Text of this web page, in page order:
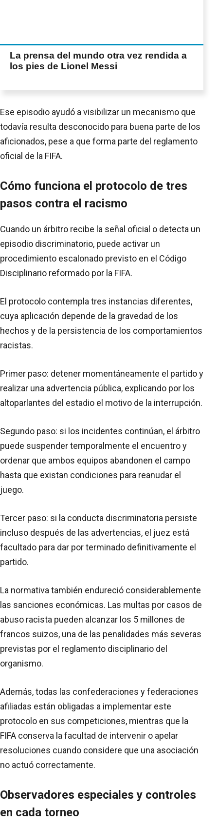
La prensa del mundo otra vez rendida a
los pies de Lionel Messi
Ese episodio ayudó a visibilizar un mecanismo que
todavía resulta desconocido para buena parte de los
aficionados, pese a que forma parte del reglamento
oficial de la FIFA.
Cómo funciona el protocolo de tres
pasos contra el racismo
Cuando un árbitro recibe la señal oficial o detecta un
episodio discriminatorio, puede activar un
procedimiento escalonado previsto en el Código
Disciplinario reformado por la FIFA.
El protocolo contempla tres instancias diferentes,
cuya aplicación depende de la gravedad de los
hechos y de la persistencia de los comportamientos
racistas.
Primer paso: detener momentáneamente el partido y
realizar una advertencia pública, explicando por los
altoparlantes del estadio el motivo de la interrupción.
Segundo paso: si los incidentes continúan, el árbitro
puede suspender temporalmente el encuentro y
ordenar que ambos equipos abandonen el campo
hasta que existan condiciones para reanudar el
juego.
Tercer paso: si la conducta discriminatoria persiste
incluso después de las advertencias, el juez está
facultado para dar por terminado definitivamente el
partido.
La normativa también endureció considerablemente
las sanciones económicas. Las multas por casos de
abuso racista pueden alcanzar los 5 millones de
francos suizos, una de las penalidades más severas
previstas por el reglamento disciplinario del
organismo.
Además, todas las confederaciones y federaciones
afiliadas están obligadas a implementar este
protocolo en sus competiciones, mientras que la
FIFA conserva la facultad de intervenir o apelar
resoluciones cuando considere que una asociación
no actuó correctamente.
Observadores especiales y controles
en cada torneo